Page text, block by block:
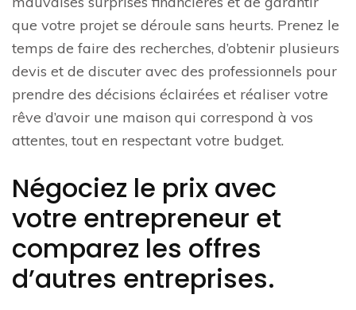
que votre projet se déroule sans heurts. Prenez le
temps de faire des recherches, d’obtenir plusieurs
devis et de discuter avec des professionnels pour
prendre des décisions éclairées et réaliser votre
rêve d’avoir une maison qui correspond à vos
attentes, tout en respectant votre budget.
Négociez le prix avec
votre entrepreneur et
comparez les offres
d’autres entreprises.